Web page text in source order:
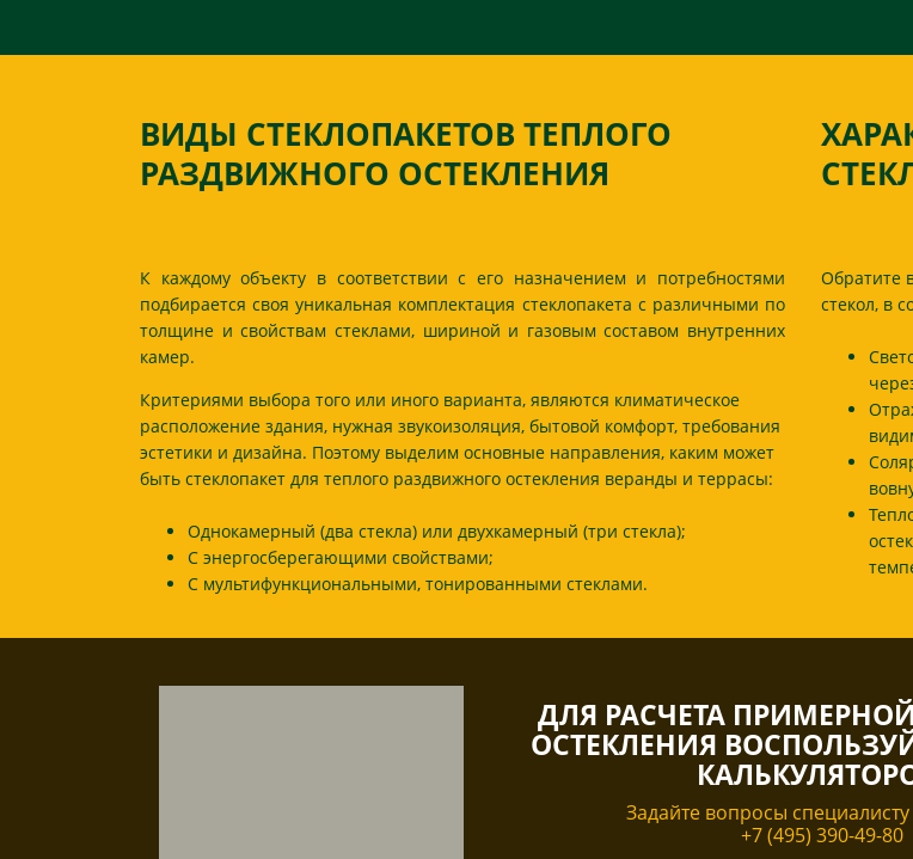
ВИДЫ СТЕКЛОПАКЕТОВ ТЕПЛОГО
РАЗДВИЖНОГО ОСТЕКЛЕНИЯ
К каждому объекту в соответствии с его назначением и потребностями
подбирается своя уникальная комплектация стеклопакета с различными по
толщине и свойствам стеклами, шириной и газовым составом внутренних
камер.
Критериями выбора того или иного варианта, являются климатическое
расположение здания, нужная звукоизоляция, бытовой комфорт, требования
эстетики и дизайна. Поэтому выделим основные направления, каким может
быть стеклопакет для теплого раздвижного остекления веранды и террасы:
Однокамерный (два стекла) или двухкамерный (три стекла);
С энергосберегающими свойствами;
С мультифункциональными, тонированными стеклами.
Обратите
стекол, в
ДЛЯ РАСЧЕТА
ОСТЕКЛЕНИЯ
Задайте вопросы
+7 (495) 390-49-80